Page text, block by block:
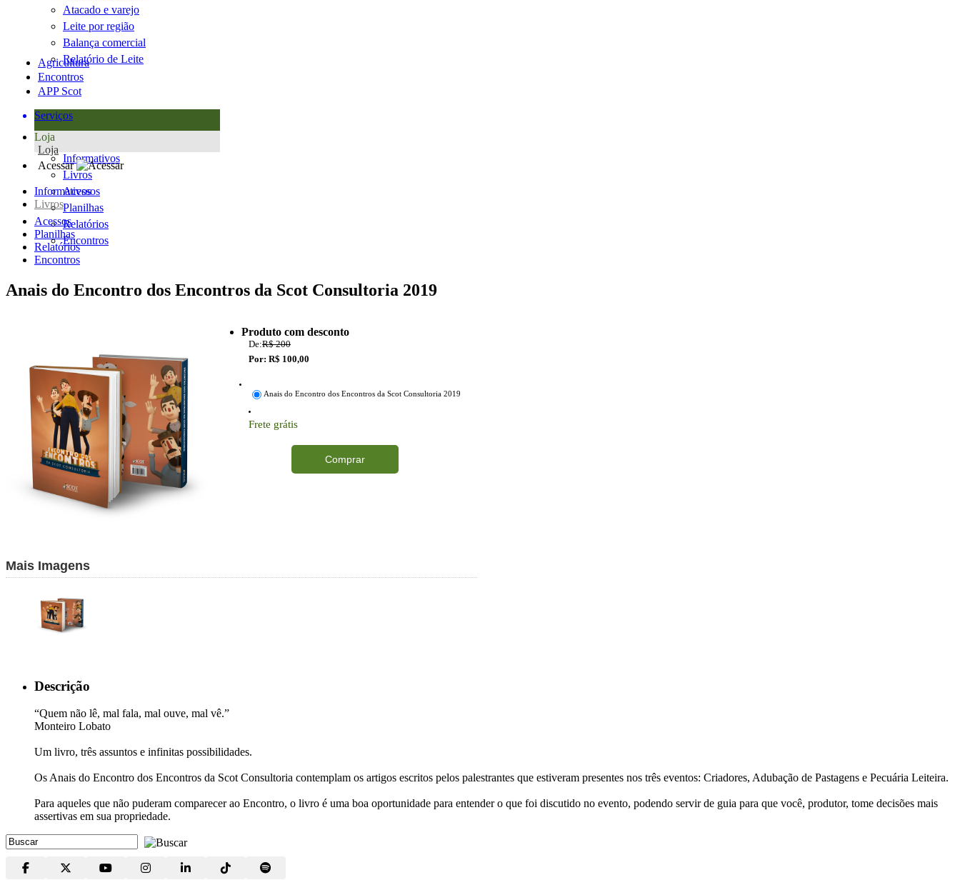
Atacado e varejo
Leite por região
Balança comercial
Relatório de Leite
Agricultura
Encontros
APP Scot
Serviços
Loja
Loja
Informativos
Livros
Acessos
Planilhas
Relatórios
Encontros
Acessar
Informativos
Livros
Acessos
Planilhas
Relatórios
Encontros
Anais do Encontro dos Encontros da Scot Consultoria 2019
Produto com desconto
De:R$ 200
Por: R$ 100,00
Anais do Encontro dos Encontros da Scot Consultoria 2019
Frete grátis
Comprar
Mais Imagens
Descrição
“Quem não lê, mal fala, mal ouve, mal vê.”
Monteiro Lobato
Um livro, três assuntos e infinitas possibilidades.
Os Anais do Encontro dos Encontros da Scot Consultoria contemplam os artigos escritos pelos palestrantes que estiveram presentes nos três eventos: Criadores, Adubação de Pastagens e Pecuária Leiteira.
Para aqueles que não puderam comparecer ao Encontro, o livro é uma boa oportunidade para entender o que foi discutido no evento, podendo servir de guia para que você, produtor, tome decisões mais
assertivas em sua propriedade.